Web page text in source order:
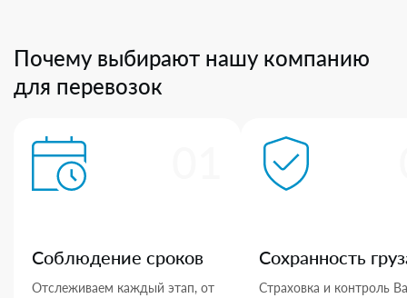
Почему выбирают нашу компанию
для перевозок
Соблюдение сроков
Отслеживаем каждый этап, от
Сохранность
Страховка и контроль